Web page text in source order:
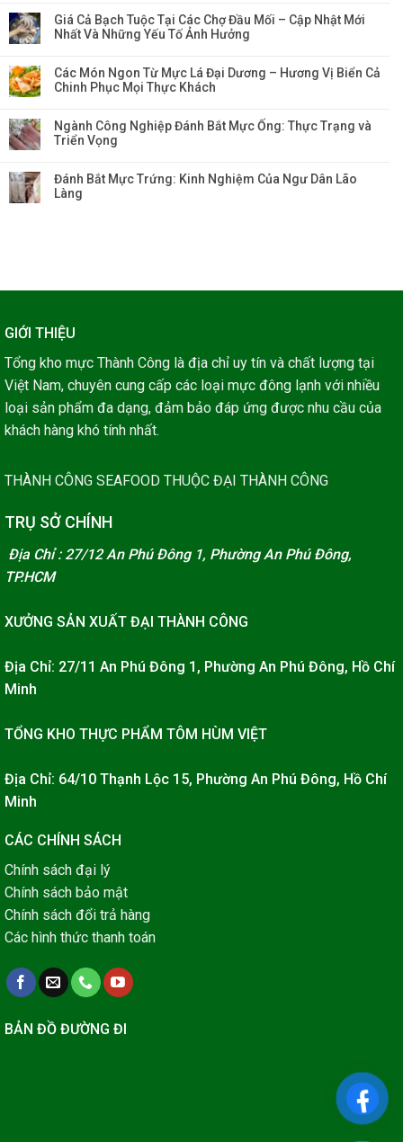
Giá Cả Bạch Tuộc Tại Các Chợ Đầu Mối – Cập Nhật Mới
Nhất Và Những Yếu Tố Ảnh Hưởng
Các Món Ngon Từ Mực Lá Đại Dương – Hương Vị Biển Cả
Chinh Phục Mọi Thực Khách
Ngành Công Nghiệp Đánh Bắt Mực Ống: Thực Trạng và
Triển Vọng
Đánh Bắt Mực Trứng: Kinh Nghiệm Của Ngư Dân Lão
Làng
GIỚI THIỆU
Tổng kho mực Thành Công là địa chỉ uy tín và chất lượng tại
Việt Nam, chuyên cung cấp các loại mực đông lạnh với nhiều
loại sản phẩm đa dạng, đảm bảo đáp ứng được nhu cầu của
khách hàng khó tính nhất.
THÀNH CÔNG SEAFOOD THUỘC ĐẠI THÀNH CÔNG
TRỤ SỞ CHÍNH
Địa Chỉ : 27/12 An Phú Đông 1, Phường An Phú Đông,
TP.HCM
XƯỞNG SẢN XUẤT ĐẠI THÀNH CÔNG
Địa Chỉ: 27/11 An Phú Đông 1, Phường An Phú Đông, Hồ Chí
Minh
TỔNG KHO THỰC PHẨM TÔM HÙM VIỆT
Địa Chỉ: 64/10 Thạnh Lộc 15, Phường An Phú Đông, Hồ Chí
Minh
CÁC CHÍNH SÁCH
Chính sách đại lý
Chính sách bảo mật
Chính sách đổi trả hàng
Các hình thức thanh toán
BẢN ĐỒ ĐƯỜNG ĐI